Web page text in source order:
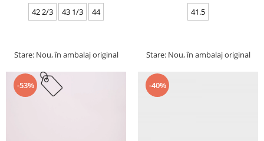
42 2/3 43 1/3 44
Stare: Nou, în ambalaj original
41.5
Stare: Nou, în ambalaj original
-53% -40%